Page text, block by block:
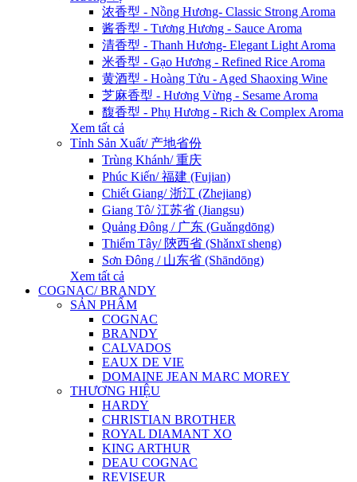
浓香型 - Nồng Hương- Classic Strong Aroma
酱香型 - Tương Hương - Sauce Aroma
清香型 - Thanh Hương- Elegant Light Aroma
米香型 - Gạo Hương - Refined Rice Aroma
黄酒型 - Hoàng Tửu - Aged Shaoxing Wine
芝麻香型 - Hương Vừng - Sesame Aroma
馥香型 - Phụ Hương - Rich & Complex Aroma
Xem tất cả
Tỉnh Sản Xuất/ 产地省份
Trùng Khánh/ 重庆
Phúc Kiến/ 福建 (Fujian)
Chiết Giang/ 浙江 (Zhejiang)
Giang Tô/ 江苏省 (Jiangsu)
Quảng Đông / 广东 (Guǎngdōng)
Thiểm Tây/ 陝西省 (Shǎnxī sheng)
Sơn Đông / 山东省 (Shāndōng)
Xem tất cả
COGNAC/ BRANDY
SẢN PHẨM
COGNAC
BRANDY
CALVADOS
EAUX DE VIE
DOMAINE JEAN MARC MOREY
THƯƠNG HIỆU
HARDY
CHRISTIAN BROTHER
ROYAL DIAMANT XO
KING ARTHUR
DEAU COGNAC
REVISEUR